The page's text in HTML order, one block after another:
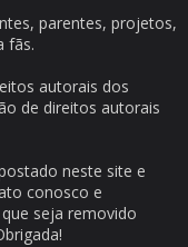
parentes, projetos,
fãs.
autorais dos
de direitos autorais
neste site e
conosco e
seja removido